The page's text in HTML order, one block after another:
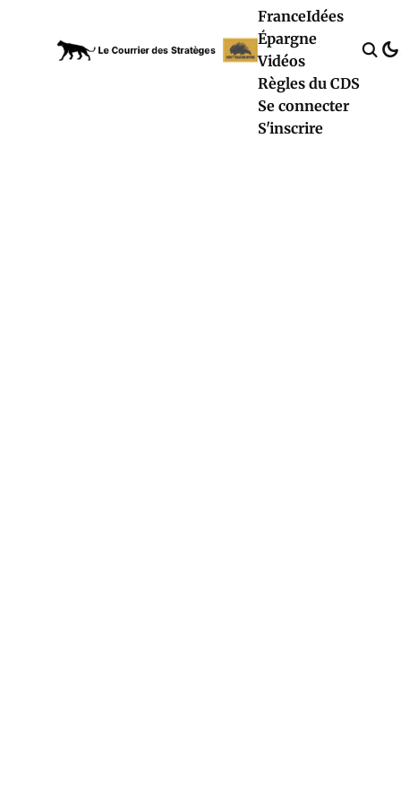
FranceIdées
Épargne
Vidéos
Règles du CDS
Se connecter
S'inscrire